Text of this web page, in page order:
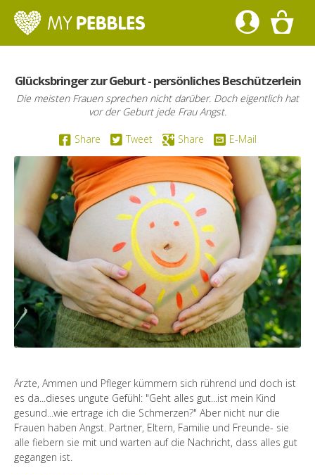
Glücksbringer zur Geburt - persönliches Beschützerlein
Die meisten Frauen sprechen nicht darüber. Doch eigentlich hat
vor der Geburt jede Frau Angst.
Share Tweet Share E-Mail
Ärzte, Ammen und Pfleger kümmern sich rührend und doch ist
es da...dieses ungute Gefühl: "Geht alles gut...ist mein Kind
gesund...wie ertrage ich die Schmerzen?" Aber nicht nur die
Frauen haben Angst. Partner, Eltern, Familie und Freunde- sie
alle fiebern sie mit und warten auf die Nachricht, dass alles gut
gegangen ist.